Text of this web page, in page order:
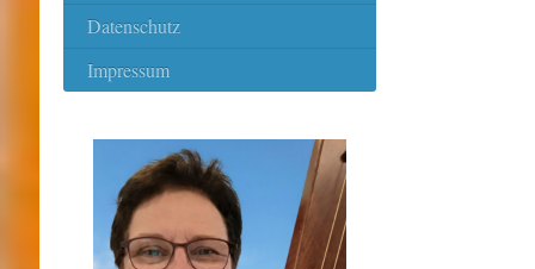
Datenschutz
Impressum